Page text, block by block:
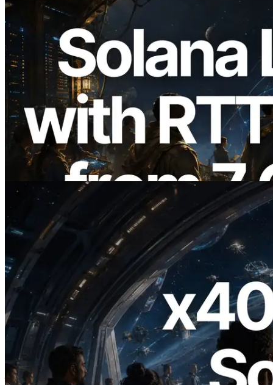
2026.08.05
ERPC 擴展 Solana Leader Slot API：新
增全球 7 個區域的 Ping 測量 —
Validators Information API 同步上線
2026.07.04
ERPC 發布支援 x402 支付的 Solana RPC
— AI Agent 按需為 API 付款的時代開啟